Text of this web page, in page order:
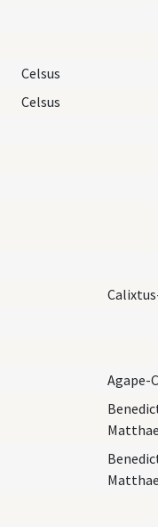
Celsus
Celsus
Agape-